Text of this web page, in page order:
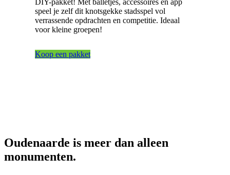
speel je zelf dit knotsgekke stadsspel vol
verrassende opdrachten en competitie. Ideaal
voor kleine groepen!
Koop een pakket
Oudenaarde is meer dan alleen
monumenten.